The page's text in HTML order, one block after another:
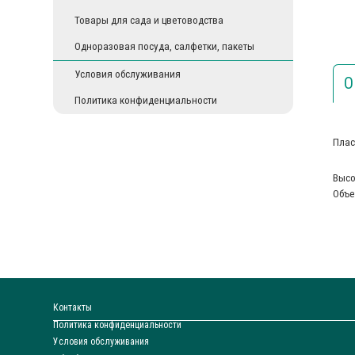
Товары для сада и цветоводства
Одноразовая посуда, салфетки, пакеты
Условия обслуживания
Политика конфиденциальности
Контакты
Политика конфиденциальности
Условия обслуживания